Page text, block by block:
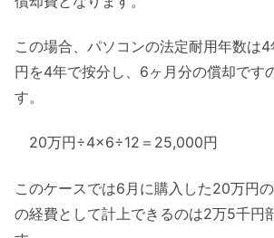
この場合、パソコンの法定耐用年数は
円を4年で按分し、6ヶ月分の償却です
す。
20万円÷4×6÷12＝25,000円
このケースでは6月に購入した20万円
の経費として計上できるのは2万5千円